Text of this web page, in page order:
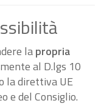
lapropria
al D.lgs 10
la direttiva UE
e del Consiglio.